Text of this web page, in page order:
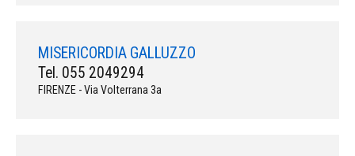
MISERICORDIA GALLUZZO
Tel. 055 2049294
FIRENZE - Via Volterrana 3a